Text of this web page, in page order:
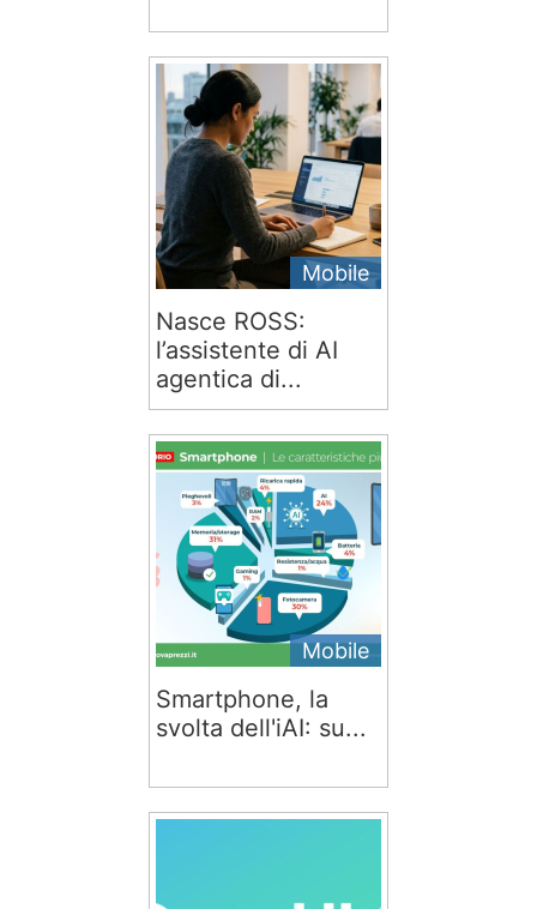
Mobile
Nasce ROSS:
l’assistente di AI
agentica di...
Mobile
Smartphone, la
svolta dell'iAI: su...